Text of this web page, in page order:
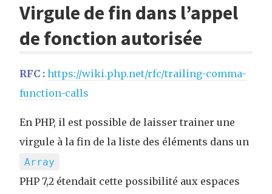
Virgule de fin dans l’appel
de fonction autorisée
RFC : https://wiki.php.net/rfc/trailing-comma-
function-calls
En PHP, il est possible de laisser trainer une
virgule à la fin de la liste des éléments dans un
Array
PHP 7,2 étendait cette possibilité aux espaces